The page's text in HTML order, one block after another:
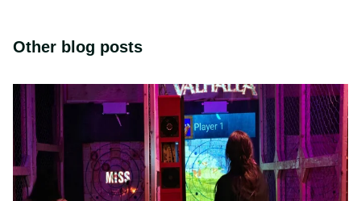
Other blog posts